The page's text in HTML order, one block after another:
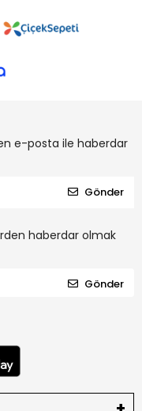
e-posta ile haberdar
Gönder
haberdar olmak
Gönder